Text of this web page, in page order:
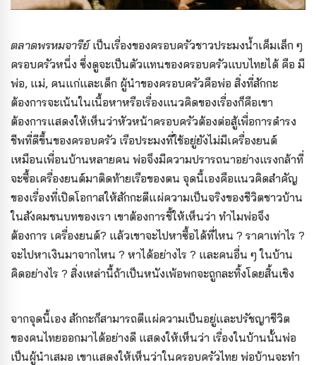
ตลาดพรหมจารีย์เป็นเรื่องของครอบครัวชาวประมงน้ำเค็มเล็ก ๆ
ครอบครัวหนึ่ง ซึ่งดูจะเป็นตัวแทนของครอบครัวแบบไทยได้ คือ มี
พ่อ, แม่, คนแก่และเด็ก ผู้นำของครอบครัวคือพ่อ สิ่งที่สักกะ
ต้องการจะเน้นในเนื้อหาหรือเรื่องแนวคิดของเรื่องก็คือเขา
ต้องการแสดงให้เห็นว่าหัวหน้าครอบครัวต้องต่อสู้เพื่อการดำรง
ชีพที่ดีขึ้นของครอบครัว เรือประมงที่ใช้อยู่ยังไม่มีเครื่องยนต์
เหมือนเพื่อนบ้านหลายคน พ่อจึงมีความปรารถนาอย่างแรงกล้าที่
จะซื้อเครื่องยนต์มาติดท้ายเรือของตน จุดนี้เองคือแนวคิดสำคัญ
ของเรื่องที่เปิดโอกาสให้สักกะตีแผ่ความเป็นจริงของชีวิตชาวบ้าน
ในสังคมชนบทของเรา เขาต้องการชี้ให้เห็นว่า ทำไมพ่อจึง
ต้องการ เครื่องยนต์? แล้วเขาจะไปหาซื้อได้ที่ไหน ? ราคาเท่าไร ?
จะไปหาเงินมาจากไหน ? หาได้อย่างไร ? และคนอื่น ๆ ในบ้าน
คิดอย่างไร ? สิ่งเหล่านี้ถ้าเป็นหนังเพ้อพกจะถูกละทิ้งโดยสิ้นเชิง
จากจุดนี้เอง สักกะก็สามารถตีแผ่ความเป็นอยู่และปรัชญาชีวิต
ของคนไทยออกมาได้อย่างดี แสดงให้เห็นว่า เรื่องในบ้านนั้นพ่อ
เป็นผู้นำเสมอ เขาแสดงให้เห็นว่าในครอบครัวไทย พ่อบ้านจะทำ